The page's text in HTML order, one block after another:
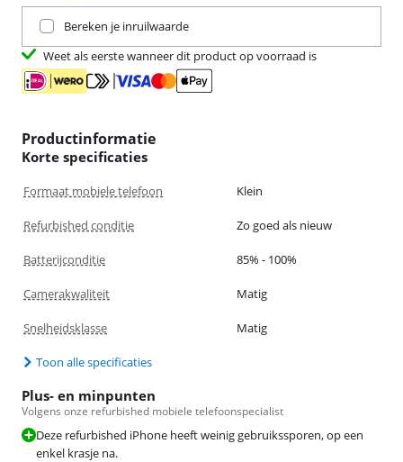
Bereken je inruilwaarde
Weet als eerste wanneer dit product op voorraad is
Productinformatie
Korte specificaties
Formaat mobiele telefoon Klein
Refurbished conditie Zo goed als nieuw
Batterijconditie 85% - 100%
Camerakwaliteit Matig
Snelheidsklasse Matig
Toon alle specificaties
Plus- en minpunten
Volgens onze refurbished mobiele telefoonspecialist
Deze refurbished iPhone heeft weinig gebruikssporen, op een
enkel krasje na.